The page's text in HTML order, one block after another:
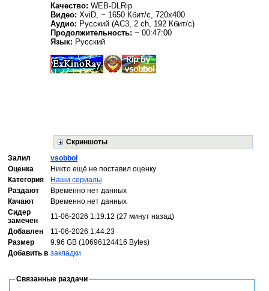
Качество: WEB-DLRip
Видео: XviD, ~ 1650 Кбит/с, 720x400
Аудио: Русский (AC3, 2 ch, 192 Кбит/с)
Продолжительность: ~ 00:47:00
Язык: Русский
Скриншоты
Залил
vsobbol
Оценка
Никто ещё не поставил оценку
Категория
Наши сериалы
Раздают
Временно нет данных
Качают
Временно нет данных
Сидер
замечен
11-06-2026 1:19:12 (27 минут назад)
Добавлен
11-06-2026 1:44:23
Размер
9.96 GB (10696124416 Bytes)
Добавить в закладки
Связанные раздачи